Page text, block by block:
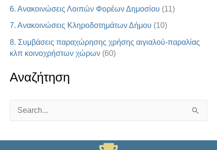
6. Ανακοινώσεις Λοιπών Φορέων Δημοσίου (11)
7. Ανακοινώσεις Κληροδοτημάτων Δήμου (10)
8. Συμβάσεις παραχώρησης χρήσης αιγιαλού-παραλίας
κλπ κοινοχρήστων χώρων (60)
Αναζήτηση
a